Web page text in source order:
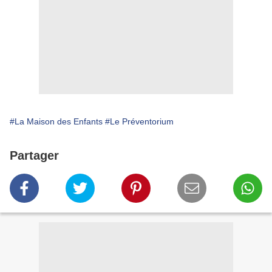
#La Maison des Enfants #Le Préventorium
Partager